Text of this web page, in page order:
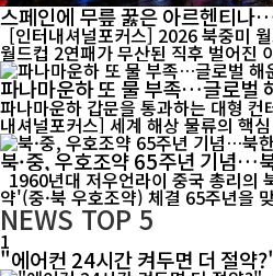
스페인에 무릎 꿇은 아르헨티나
[인터내셔널포커스] 2026 북중미
파나마운하 또 물 부족…글로벌
파나마운하 갑문을 통과하는 대형 컨
내셔널포커스] 세계 해상 물류의 핵
북·중, 우호조약 65주년 기념…
약'(중·북 우호조약) 체결 65주년을
NEWSTOP 5
1
"에어컨 24시간 켜두면 더 절약